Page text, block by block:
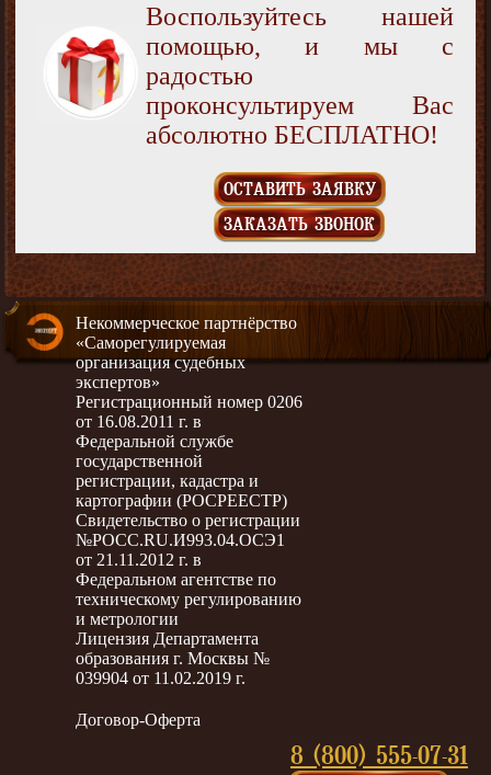
Воспользуйтесь нашей
помощью, и мы с
радостью
проконсультируем Вас
абсолютно БЕСПЛАТНО!
ОСТАВИТЬ ЗАЯВКУ
ЗАКАЗАТЬ ЗВОНОК
Некоммерческое партнёрство
«Саморегулируемая
организация судебных
экспертов»
Регистрационный номер 0206
от 16.08.2011 г. в
Федеральной службе
государственной
регистрации, кадастра и
картографии (РОСРЕЕСТР)
Свидетельство о регистрации
№РОСС.RU.И993.04.ОСЭ1
от 21.11.2012 г. в
Федеральном агентстве по
техническому регулированию
и метрологии
Лицензия Департамента
образования г. Москвы №
039904 от 11.02.2019 г.
Договор-Оферта
8 (800) 555-07-31